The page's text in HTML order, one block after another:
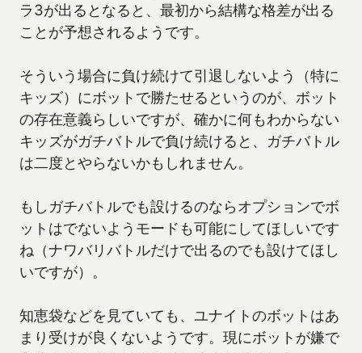
ラ3が出るとなると、最初から結構な格差が出る
ことが予想されるようです。
そういう場合に負け続けて引退しないよう（特に
キッズ）にボットで勝たせるというのが、ボット
の存在意義らしいですが、確かに何もわからない
キッズがガチバトルで負け続けると、ガチバトル
は二度とやらないかもしれません。
もしガチバトルでも設けるのならオプションでボ
ットはでないようモードも可能にしてほしいです
ね（ナワバリバトルだけで出るのでも設けてほし
いですが）。
知恵袋などを見ていても、ユナイトのボットはあ
まり受けが良くないようです。現にボットが嫌で